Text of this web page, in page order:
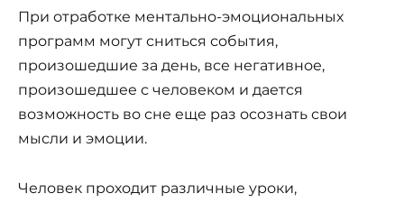
При отработке ментально-эмоциональных
программ могут сниться события,
произошедшие за день, все негативное,
произошедшее с человеком и дается
возможность во сне еще раз осознать свои
мысли и эмоции.
Человек проходит различные уроки,